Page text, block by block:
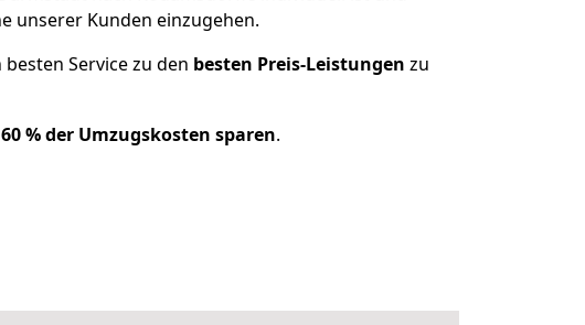
unserer Kunden einzugehen.
Service zu den besten Preis-Leistungen zu
60 % der Umzugskosten sparen.